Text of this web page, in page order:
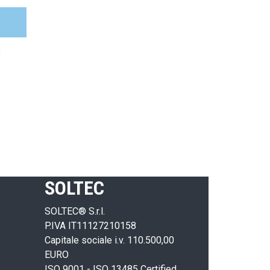
SOLTEC
SOLTEC® S.r.l.
P.IVA IT11127210158
Capitale sociale i.v. 110.500,00
EURO